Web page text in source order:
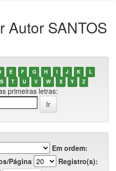
Autor SANTOS
E F G H I J K
L
S T U V W X Y Z
primeiras letras:
Em ordem:
Página
Registro(s):